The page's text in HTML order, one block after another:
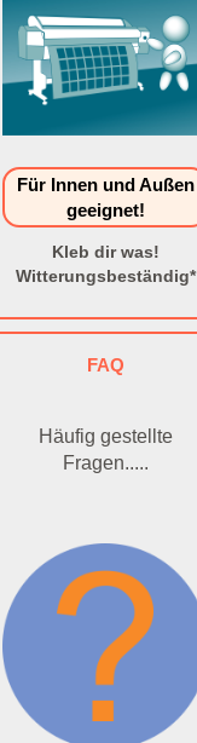
Für Innen und Außen
geeignet!
Kleb dir was!
Witterungsbeständig*
FAQ
Häufig gestellte
Fragen.....